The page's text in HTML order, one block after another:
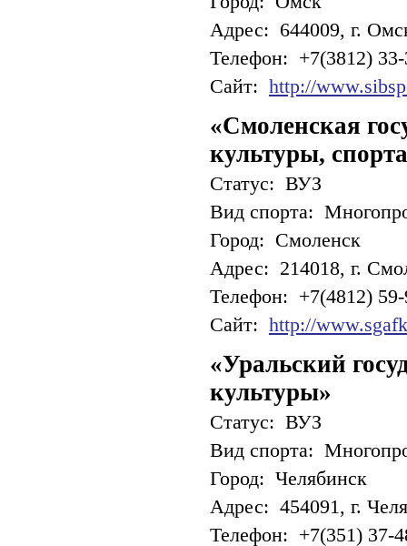
Адрес: 644009, г.
Телефон: +7(3812)
Сайт: http://
«Смоленская
культуры,
Статус: ВУЗ
Вид спорта:
Город: Смоленск
Адрес: 214018, г.
Телефон: +7(4812)
Сайт: http://
«Уральский
культуры»
Статус: ВУЗ
Вид спорта:
Город: Челябинск
Адрес: 454091, г.
Телефон: +7(351) 37-